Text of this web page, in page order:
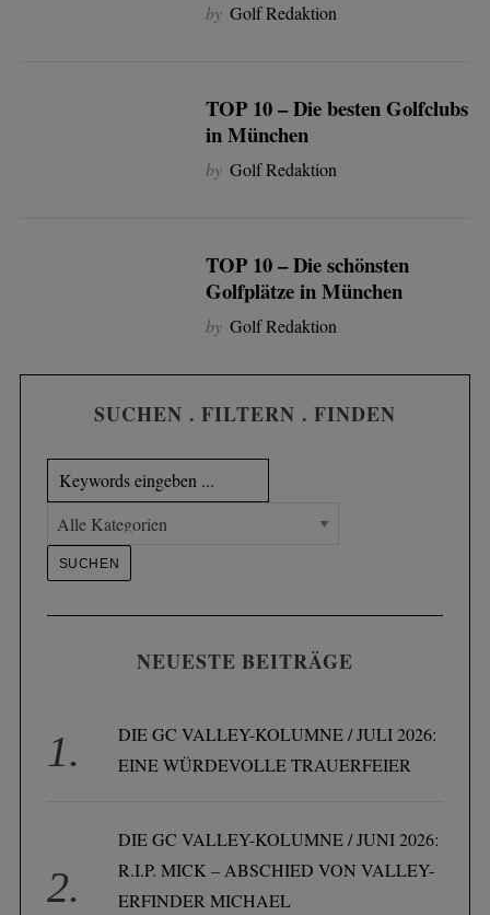
by Golf Redaktion
TOP 10 – Die besten Golfclubs
in München
by Golf Redaktion
TOP 10 – Die schönsten
Golfplätze in München
by Golf Redaktion
SUCHEN . FILTERN . FINDEN
NEUESTE BEITRÄGE
DIE GC VALLEY-KOLUMNE / JULI 2026:
EINE WÜRDEVOLLE TRAUERFEIER
DIE GC VALLEY-KOLUMNE / JUNI 2026:
R.I.P. MICK – ABSCHIED VON VALLEY-
ERFINDER MICHAEL